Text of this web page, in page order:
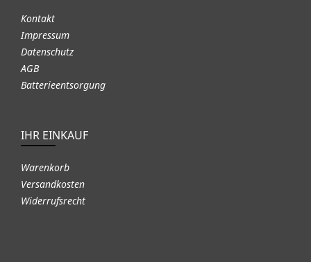
Kontakt
Impressum
Datenschutz
AGB
Batterieentsorgung
IHR EINKAUF
Warenkorb
Versandkosten
Widerrufsrecht